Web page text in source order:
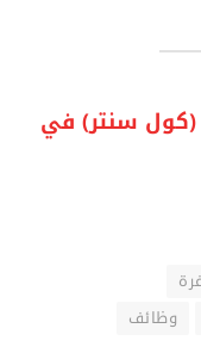
(كول سنتر) في
وظائف